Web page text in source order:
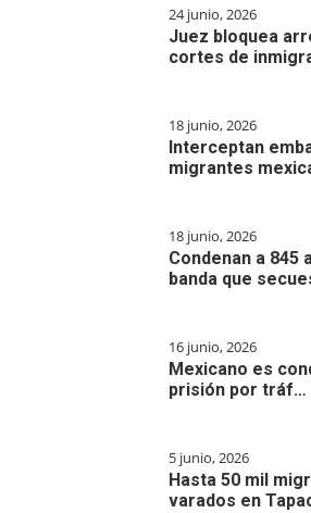
24 junio, 2026
Juez bloquea
cortes de
18 junio, 2026
Interceptan
migrantes
18 junio, 2026
Condenan a 845
banda que
16 junio, 2026
Mexicano es
prisión por tráf…
5 junio, 2026
Hasta 50 mil
varados en